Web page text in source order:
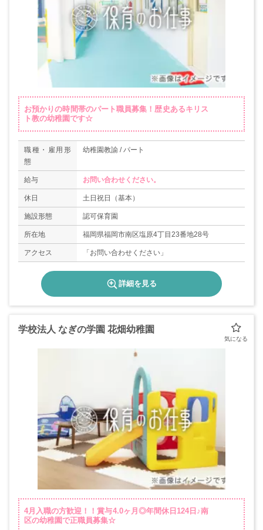
お預かりの時間帯のパート職員募集！歴史あるキリス
ト教の幼稚園です☆
職種・雇用形
態
幼稚園教諭 / パート
給与 お問い合わせください。
休日 土日祝日（基本）
施設形態 認可保育園
所在地 福岡県福岡市南区塩原4丁目23番地28号
アクセス 「お問い合わせください」
詳細を見る
学校法人 なぎの学園 花畑幼稚園
4月入職の方歓迎！！賞与4.0ヶ月◎年間休日124日♪南
区の幼稚園で正職員募集☆